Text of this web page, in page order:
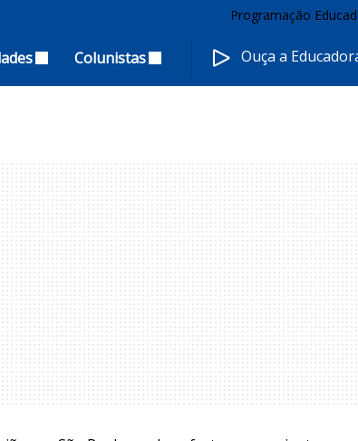
Programação
Colunistas Ouça a